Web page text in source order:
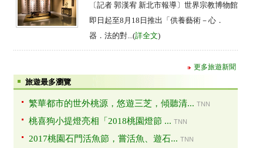
〔記者 郭漢宥 新北市報導〕世界宗教博物館
即日起至8月18日推出「供養藝術－心．
器．法的對...(詳全文)
更多旅遊新聞
旅遊最多瀏覽
繁華都市的世外桃源，悠遊三芝，傾聽清... TNN
桃喜狗小提燈亮相「2018桃園燈節 ... TNN
2017桃園石門活魚節，嘗活魚、遊石... TNN